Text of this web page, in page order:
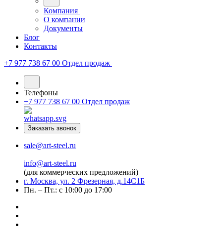
Компания
О компании
Документы
Блог
Контакты
+7 977 738 67 00 Отдел продаж
Телефоны
+7 977 738 67 00 Отдел продаж
Заказать звонок
sale@art-steel.ru
info@art-steel.ru
(для коммерческих предложений)
г. Москва, ул. 2 Фрезерная, д.14С1Б
Пн. – Пт.: с 10:00 до 17:00